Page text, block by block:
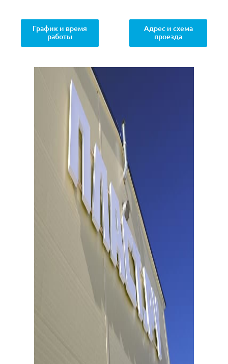
График и время
работы
Адрес и схема
проезда